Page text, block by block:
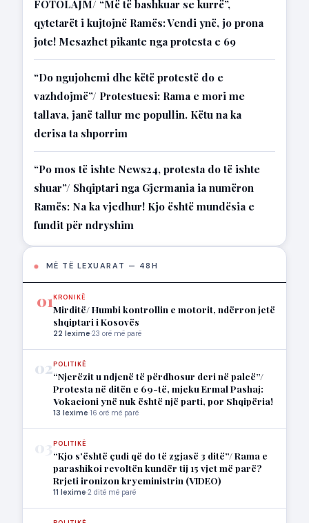
FOTOLAJM/ “Më të bashkuar se kurrë”,
qytetarët i kujtojnë Ramës: Vendi ynë, jo prona
jote! Mesazhet pikante nga protesta e 69
“Do ngujohemi dhe këtë protestë do e
vazhdojmë”/ Protestuesi: Rama e mori me
tallava, janë tallur me popullin. Këtu na ka
derisa ta shporrim
“Po mos të ishte News24, protesta do të ishte
shuar”/ Shqiptari nga Gjermania ia numëron
Ramës: Na ka vjedhur! Kjo është mundësia e
fundit për ndryshim
MË TË LEXUARAT — 48H
01KRONIKË
Mirditë/ Humbi kontrollin e motorit, ndërron jetë
shqiptari i Kosovës
22 lexime·23 orë më parë
02POLITIKË
“Njerëzit u ndjenë të përdhosur deri në palcë”/
Protesta në ditën e 69-të, mjeku Ermal Pashaj:
Vokacioni ynë nuk është një parti, por Shqipëria!
13 lexime·16 orë më parë
POLITIKË
“Kjo s’është çudi që do të zgjasë 3 ditë”/ Rama e
parashikoi revoltën kundër tij 15 vjet më parë?
Rrjeti ironizon kryeministrin (VIDEO)
11 lexime·2 ditë më parë